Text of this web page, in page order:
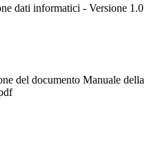
dati informatici - Versione 1.0
del documento Manuale della